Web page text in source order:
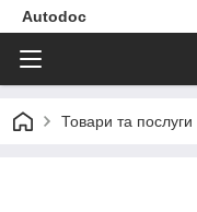
Autodoc
Товари та послуги